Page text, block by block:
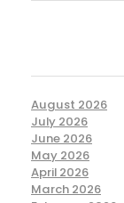
August 2026
July 2026
June 2026
May 2026
April 2026
March 2026